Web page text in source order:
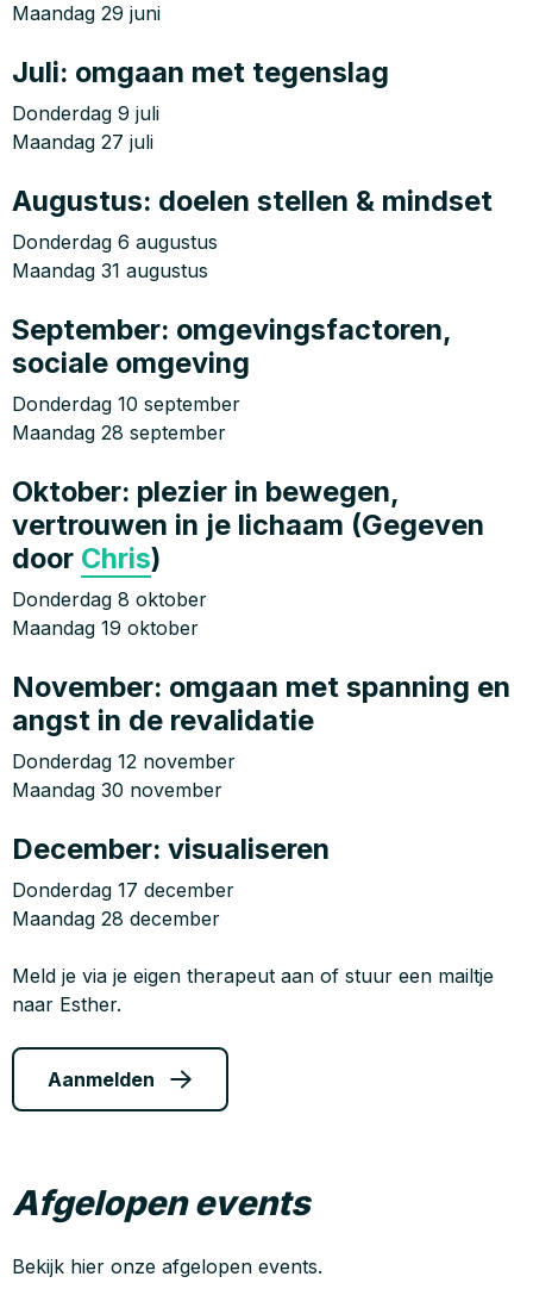
Maandag 29 juni
Juli: omgaan met tegenslag
Donderdag 9 juli
Maandag 27 juli
Augustus: doelen stellen & mindset
Donderdag 6 augustus
Maandag 31 augustus
September: omgevingsfactoren,
sociale omgeving
Donderdag 10 september
Maandag 28 september
Oktober: plezier in bewegen,
vertrouwen in je lichaam (Gegeven
door Chris)
Donderdag 8 oktober
Maandag 19 oktober
November: omgaan met spanning en
angst in de revalidatie
Donderdag 12 november
Maandag 30 november
December: visualiseren
Donderdag 17 december
Maandag 28 december
Meld je via je eigen therapeut aan of stuur een mailtje
naar Esther.
Aanmelden
Afgelopen events
Bekijk hier onze afgelopen events.